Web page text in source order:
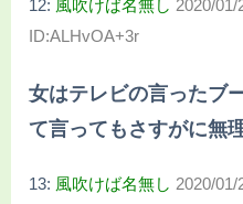
12: 風吹けば名無し 2020/01/
ID:ALHvOA+3r
女はテレビの言ったブ
て言ってもさすがに無
13: 風吹けば名無し 2020/01/